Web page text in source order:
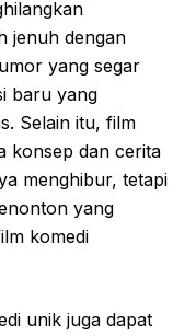
jenuh dengan
yang segar
baru yang
Selain itu, film
konsep dan cerita
menghibur, tetapi
yang
komedi
unik juga dapat